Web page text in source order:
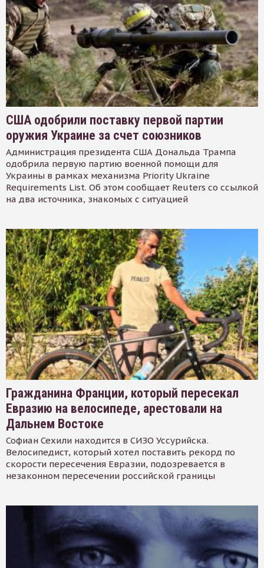
США одобрили поставку первой партии
оружия Украине за счет союзников
Администрация президента США Дональда Трампа
одобрила первую партию военной помощи для
Украины в рамках механизма Priority Ukraine
Requirements List. Об этом сообщает Reuters со ссылкой
на два источника, знакомых с ситуацией
Гражданина Франции, который пересекал
Евразию на велосипеде, арестовали на
Дальнем Востоке
Софиан Сехили находится в СИЗО Уссурийска.
Велосипедист, который хотел поставить рекорд по
скорости пересечения Евразии, подозревается в
незаконном пересечении российской границы